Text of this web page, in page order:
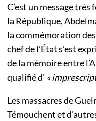
C’est un message très
la République,
la commémoration
chef de l’État s’est
de la mémoire entre
qualifié d’ «
Les massacres de
Témouchent et